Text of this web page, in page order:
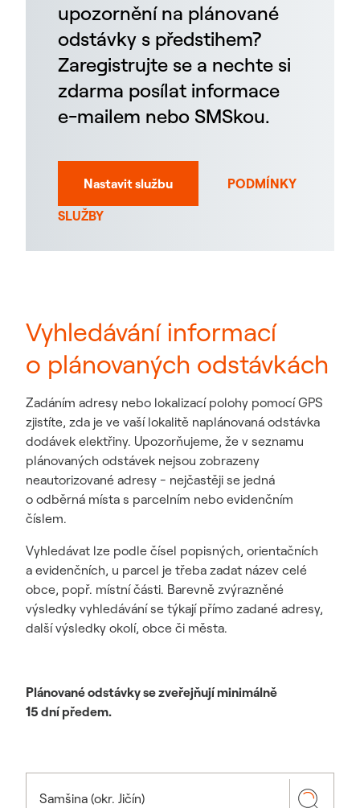
upozornění na plánované
odstávky s předstihem?
Zaregistrujte se a nechte si
zdarma posílat informace
e-mailem nebo SMSkou.
Nastavit službu
PODMÍNKY
SLUŽBY
Vyhledávání informací
o plánovaných odstávkách
Zadáním adresy nebo lokalizací polohy pomocí GPS
zjistíte, zda je ve vaší lokalitě naplánovaná odstávka
dodávek elektřiny. Upozorňujeme, že v seznamu
plánovaných odstávek nejsou zobrazeny
neautorizované adresy - nejčastěji se jedná
o odběrná místa s parcelním nebo evidenčním
číslem.
Vyhledávat lze podle čísel popisných, orientačních
a evidenčních, u parcel je třeba zadat název celé
obce, popř. místní části. Barevně zvýrazněné
výsledky vyhledávání se týkají přímo zadané adresy,
další výsledky okolí, obce či města.
Plánované odstávky se zveřejňují minimálně
15 dní předem.